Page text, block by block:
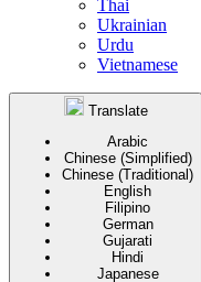
Thai
Ukrainian
Urdu
Vietnamese
Translate
Arabic
Chinese (Simplified)
Chinese (Traditional)
English
Filipino
German
Gujarati
Hindi
Japanese